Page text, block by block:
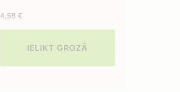
4,58 €
IELIKT GROZĀ